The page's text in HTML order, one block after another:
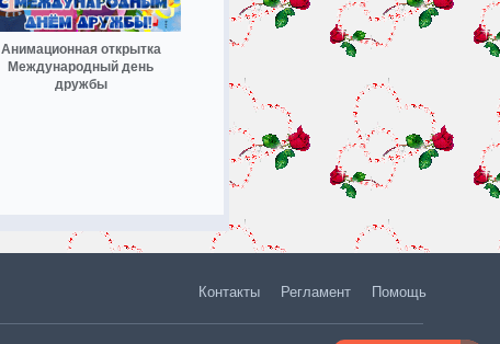
Анимационная открытка
Международный день
дружбы
Контакты Регламент Помощь